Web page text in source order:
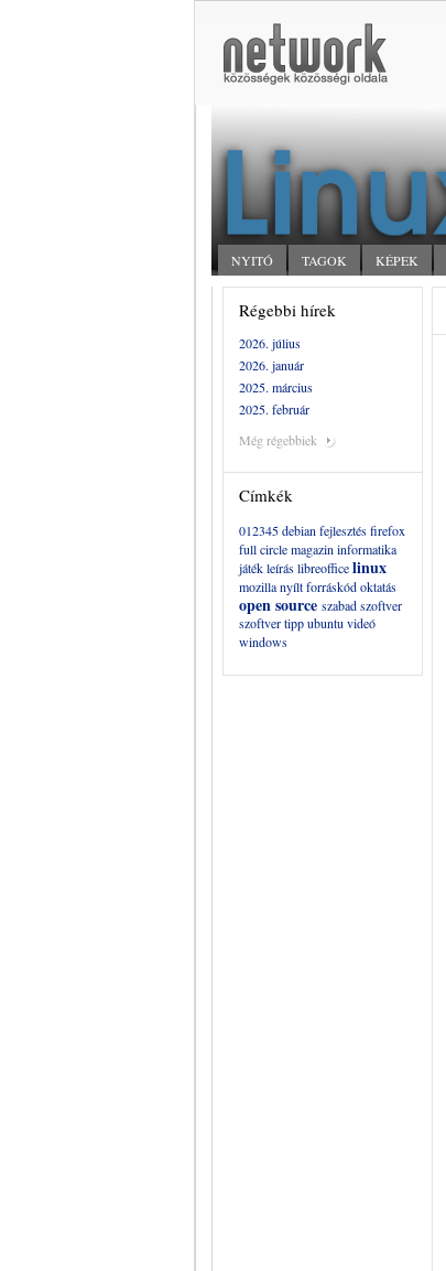
NYITÓ TAGOK KÉPEK
Régebbi hírek
2026. július
2026. január
2025. március
2025. február
Még régebbiek
Címkék
012345debian fejlesztésfirefox
full circle magazin informatika
játékleíráslibreofficelinux
mozillanyílt forráskódoktatás
open source szabad szoftver
szoftvertippubuntu videó
windows